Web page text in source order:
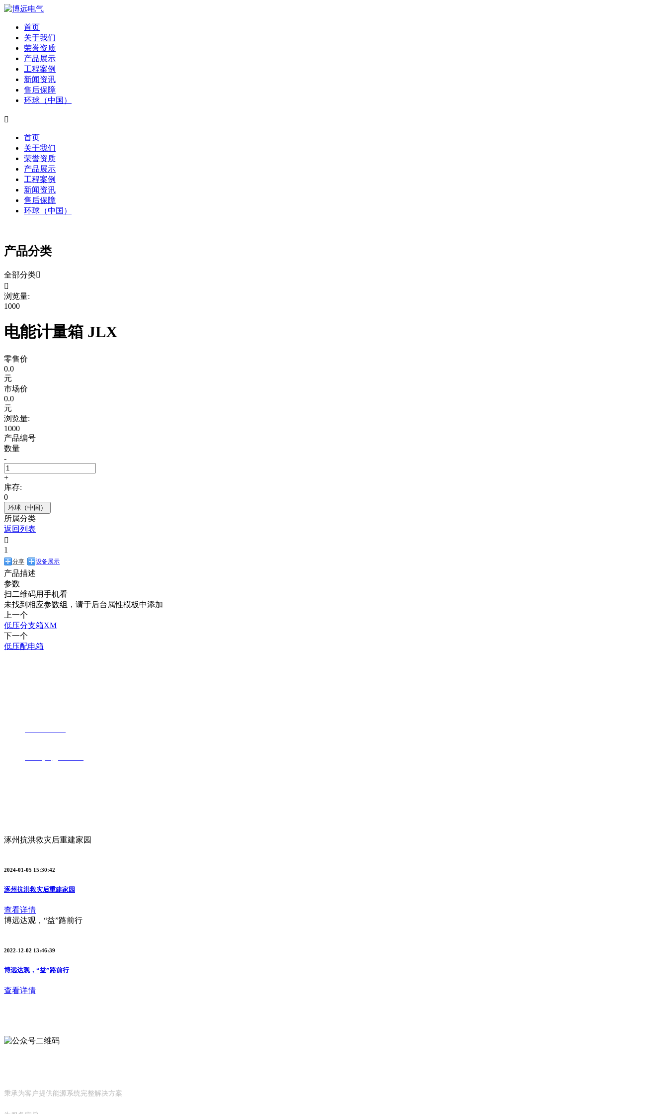
首页
关于我们
荣誉资质
产品展示
工程案例
新闻资讯
售后保障
环球（中国）

首页
关于我们
荣誉资质
产品展示
工程案例
新闻资讯
售后保障
环球（中国）
产品分类
全部分类

浏览量:
1000
电能计量箱 JLX
零售价
0.0
元
市场价
0.0
元
浏览量:
1000
产品编号
数量
-
+
库存:
0
环球（中国）
所属分类
返回列表

1
分享 设备展示
产品描述
参数
扫二维码用手机看
未找到相应参数组，请于后台属性模板中添加
上一个
低压分支箱XM
下一个
低压配电箱
涿州抗洪救灾后重建家园
2024-01-05 15:30:42
涿州抗洪救灾后重建家园
查看详情
博远达观，“益”路前行
2022-12-02 13:46:39
博远达观，“益”路前行
查看详情
秉承为客户提供能源系统完整解决方案